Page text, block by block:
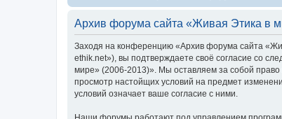
Архив форума сайта «Живая Этика в
Заходя на конференцию «Архив форума сайта
ethik.net»), вы подтверждаете своё согласие со
мире» (2006-2013)». Мы оставляем за собой право
просмотр настойщих условий на предмет
условий означает ваше согласие с ними.